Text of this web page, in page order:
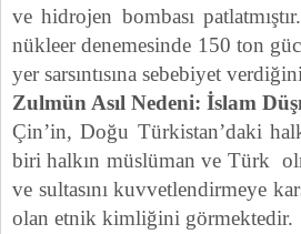
ve hidrojen bombası
nükleer denemesinde 150 ton
yer sarsıntısına sebebiyet
Zulmün Asıl Nedeni: İslam
Çin’in, Doğu Türkistan’daki
biri halkın müslüman ve Türk
ve sultasını kuvvetlendirmeye
olan etnik kimliğini görmektedir.